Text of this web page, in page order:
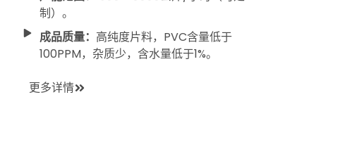
制）。
成品质量： 高纯度片料，PVC含量低于
100PPM，杂质少，含水量低于1%。
更多详情